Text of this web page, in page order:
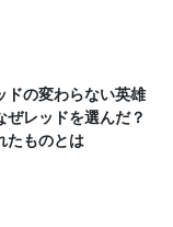
ドの変わらない英雄
レッドを選んだ？
たものとは